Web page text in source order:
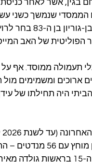
בגין, אשר לאחר
שנמשך כשני
כאלטרנטיבה שלטונית
הפוליטית של האב
ככלי תעמולה ממוסד.
ארוכים ומשמימים
היה תחילתו של
בישראל עלה על 80%. רשימת
רשימה בודדת אי פעם בבחירות בישראל.